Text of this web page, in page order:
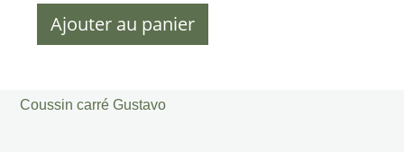
quantité
carré
Ajouter au panier
Coussin carré Gustavo